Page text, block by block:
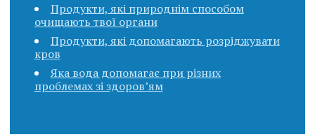
Продукти, які природнім способом
очищають твої органи
Продукти, які допомагають розріджувати
кров
Яка вода допомагає при різних
проблемах зі здоров’ям